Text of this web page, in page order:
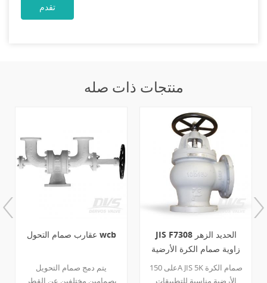
منتجات ذات صله
عقارب صمام التحول wcb
يتم دمج صمام التحويل
بصمامين مختلفين عن القطر
JIS F7308 الحديد الزهر
زاوية صمام الكرة الأرضية
10K 150A
على 150A JIS 5K صمام الكرة
الأرضية مناسبة للتطبيقات